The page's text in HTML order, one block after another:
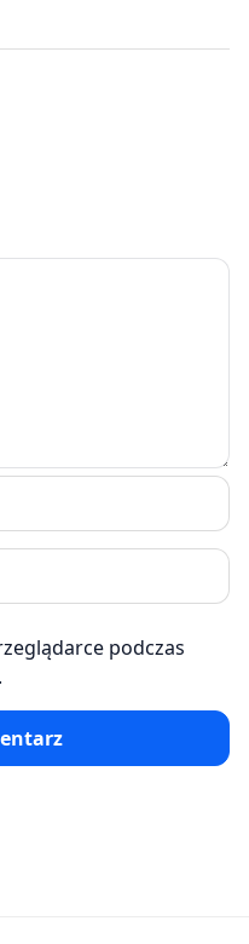
podczas